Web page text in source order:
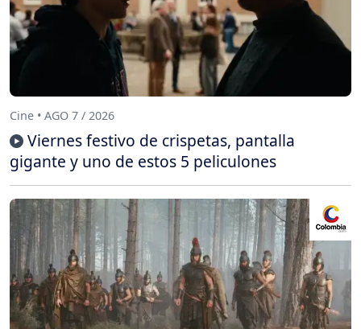
Cine • AGO 7 / 2026
Viernes festivo de crispetas, pantalla
gigante y uno de estos 5 peliculones